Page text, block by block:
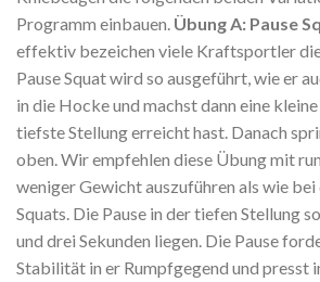
Programm einbauen. Übung A: Pause
effektiv bezeichen viele Kraftsportler die
Pause Squat wird so ausgeführt, wie er
in die Hocke und machst dann eine
tiefste Stellung erreicht hast. Danach
oben. Wir empfehlen diese Übung mit
weniger Gewicht auszuführen als wie
Squats. Die Pause in der tiefen Stellung
und drei Sekunden liegen. Die Pause
Stabilität in er Rumpfgegend und presst